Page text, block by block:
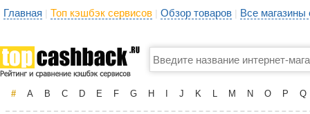
Главная | Топ кэшбэк сервисов | Обзор товаров | Все
# A B C D E F G H J K L M N O P Q